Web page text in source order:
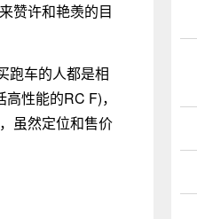
赞许和艳羡的目
跑车的人都是相
性能的RC F)，
虽然定位和售价